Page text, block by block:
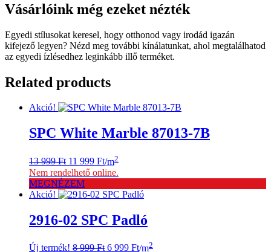
Vásárlóink még ezeket nézték
Egyedi stílusokat keresel, hogy otthonod vagy irodád igazán
kifejező legyen? Nézd meg további kínálatunkat, ahol megtalálhatod
az egyedi ízlésedhez leginkább illő terméket.
Related products
Akció!
SPC White Marble 87013-7B
13 999Ft Original
price
was:
13
999 Ft.
11 999 FtCurrent
price
is:
11
999 Ft.
/m2
Nem rendelhető online.
MEGNÉZEM
Akció!
2916-02 SPC Padló
Új termék! 8 999Ft Original
6 999 FtCurrent
/m2